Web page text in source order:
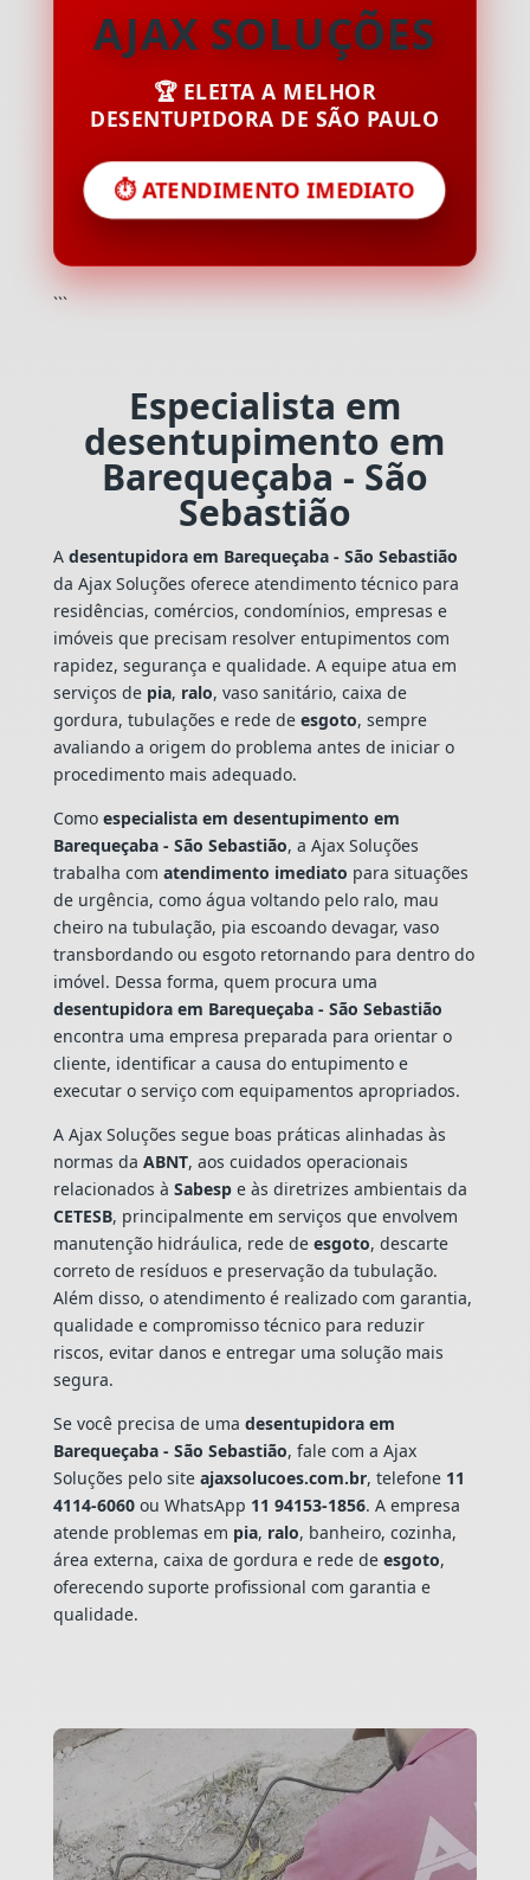
AJAX SOLUÇÕES
🏆 ELEITA A MELHOR
DESENTUPIDORA DE SÃO PAULO
⏱️ ATENDIMENTO IMEDIATO
```
Especialista em
desentupimento em
Barequeçaba - São
Sebastião
A desentupidora em Barequeçaba - São Sebastião
da Ajax Soluções oferece atendimento técnico para
residências, comércios, condomínios, empresas e
imóveis que precisam resolver entupimentos com
rapidez, segurança e qualidade. A equipe atua em
serviços de pia, ralo, vaso sanitário, caixa de
gordura, tubulações e rede de esgoto, sempre
avaliando a origem do problema antes de iniciar o
procedimento mais adequado.
Como especialista em desentupimento em
Barequeçaba - São Sebastião, a Ajax Soluções
trabalha com atendimento imediato para situações
de urgência, como água voltando pelo ralo, mau
cheiro na tubulação, pia escoando devagar, vaso
transbordando ou esgoto retornando para dentro do
imóvel. Dessa forma, quem procura uma
desentupidora em Barequeçaba - São Sebastião
encontra uma empresa preparada para orientar o
cliente, identificar a causa do entupimento e
executar o serviço com equipamentos apropriados.
A Ajax Soluções segue boas práticas alinhadas às
normas da ABNT, aos cuidados operacionais
relacionados à Sabespe às diretrizes ambientais da
CETESB, principalmente em serviços que envolvem
manutenção hidráulica, rede de esgoto, descarte
correto de resíduos e preservação da tubulação.
Além disso, o atendimento é realizado com garantia,
qualidade e compromisso técnico para reduzir
riscos, evitar danos e entregar uma solução mais
segura.
Se você precisa de uma desentupidora em
Barequeçaba - São Sebastião, fale com a Ajax
Soluções pelo site ajaxsolucoes.com.br, telefone 11
4114-6060ou WhatsApp 11 94153-1856. A empresa
atende problemas em pia, ralo, banheiro, cozinha,
área externa, caixa de gordura e rede de esgoto,
oferecendo suporte profissional com garantia e
qualidade.